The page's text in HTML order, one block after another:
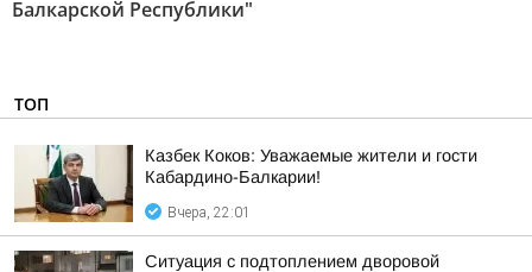
Балкарской Республики"
ТОП
Казбек Коков: Уважаемые жители и гости
Кабардино-Балкарии!
Вчера, 22:01
Ситуация с подтоплением дворовой